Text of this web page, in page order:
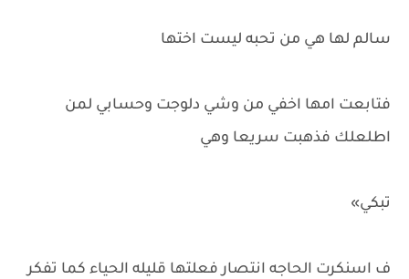
سالم لها هي من تحبه ليست اختها
فتابعت امها اخفي من وشي دلوجت وحسابي لمن
اطلعلك فذهبت سريعا وهي
تبكي»
ف اسنكرت الحاجه انتصار فعلتها قليله الحياء كما تفكر